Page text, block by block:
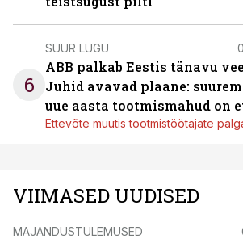
6
SUUR LUGU
ABB palkab Eestis tänavu
Juhid avavad plaane:
uue aasta tootmismahud on
Ettevõte muutis tootmistöötajate
VIIMASED UUDISED
MAJANDUSTULEMUSED